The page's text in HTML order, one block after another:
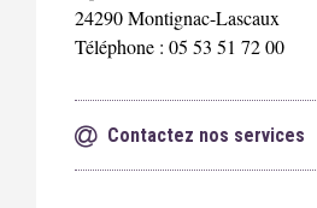
24290 Montignac-Lascaux
Téléphone : 05 53 51 72 00
Contactez nos services